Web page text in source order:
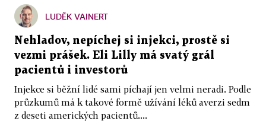
LUDĚK VAINERT
Nehladov, nepíchej si injekci, prostě si
vezmi prášek. Eli Lilly má svatý grál
pacientů i investorů
Injekce si běžní lidé sami píchají jen velmi neradi. Podle
průzkumů má k takové formě užívání léků averzi sedm
z deseti amerických pacientů....